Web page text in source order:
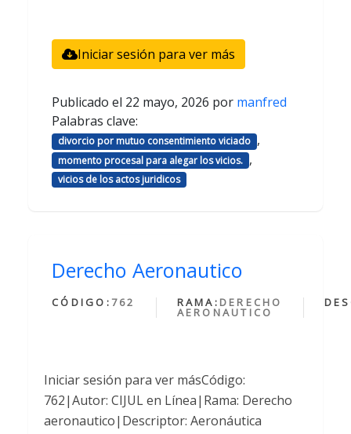
Iniciar sesión para ver más
Publicado el 22 mayo, 2026 por manfred
Palabras clave:
divorcio por mutuo consentimiento viciado ,
momento procesal para alegar los vicios. ,
vicios de los actos juridicos
Derecho Aeronautico
CÓDIGO: 762 RAMA: DERECHO
AERONAUTICO
Iniciar sesión para ver másCódigo:
762|Autor: CIJUL en Línea|Rama: Derecho
aeronautico|Descriptor: Aeronáutica